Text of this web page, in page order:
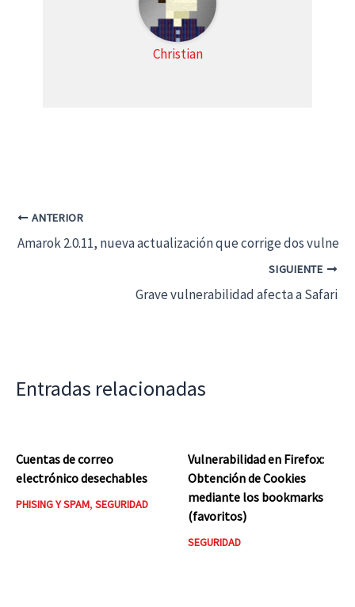
Christian
ANTERIOR
Amarok 2.0.11, nueva actualización que corrige dos
SIGUIENTE
Grave vulnerabilidad afecta a Safari
Entradas relacionadas
Cuentas de correo
electrónico desechables
PHISING Y SPAM, SEGURIDAD
Vulnerabilidad en Firefox:
Obtención de Cookies
mediante los bookmarks
(favoritos)
SEGURIDAD